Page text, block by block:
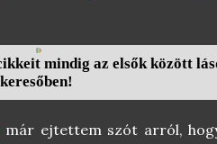
mindig az elsők között
keresőben!
már ejtettem szót arról,